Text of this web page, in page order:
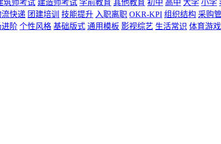
筑师考试 建造师考试 学前教育 其他教育 初中 高中 大学 小学
快递 团建培训 技能提升 入职离职 OKR-KPI 组织结构 采购
阶 个性风格 基础版式 通用模板 影视综艺 生活常识 体育游戏